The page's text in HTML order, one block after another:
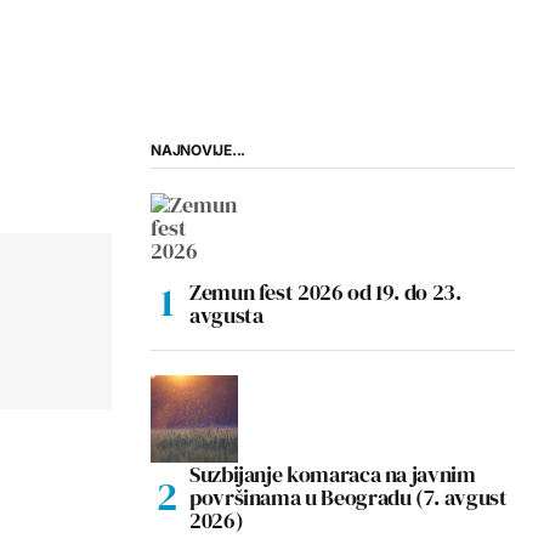
NAJNOVIJE...
Zemun fest 2026 od 19. do 23.
avgusta
Suzbijanje komaraca na javnim
površinama u Beogradu (7. avgust
2026)